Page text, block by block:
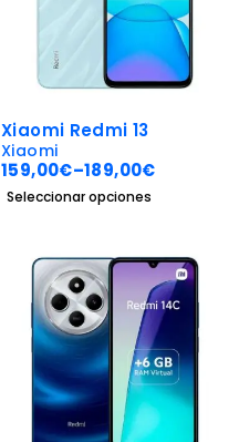
-27%
Xiaomi Redmi 13
Xiaomi
159,00€–189,00€
Seleccionar opciones